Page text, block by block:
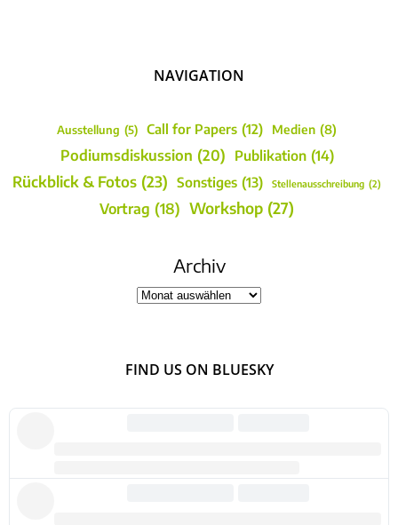
NAVIGATION
Ausstellung (5) Call for Papers (12) Medien (8)
Podiumsdiskussion (20) Publikation (14)
Rückblick & Fotos (23) Sonstiges (13) Stellenausschreibung (2)
Vortrag (18) Workshop (27)
Archiv
FIND US ON BLUESKY